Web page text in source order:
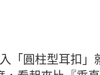
「圓柱型耳扣」